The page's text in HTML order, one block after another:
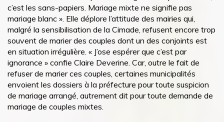
c’est les sans-papiers. Mariage mixte ne signifie pas
mariage blanc ». Elle déplore l’attitude des mairies qui,
malgré la sensibilisation de la Cimade, refusent encore trop
souvent de marier des couples dont un des conjoints est
en situation irrégulière. « J’ose espérer que c’est par
ignorance » confie Claire Deverine. Car, outre le fait de
refuser de marier ces couples, certaines municipalités
envoient les dossiers à la préfecture pour toute suspicion
de mariage arrangé, autrement dit pour toute demande de
mariage de couples mixtes.